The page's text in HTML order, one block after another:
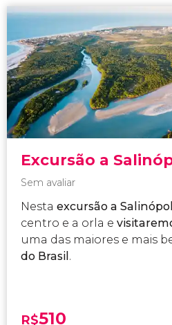
Excursão a
Sem avaliar
Nesta excursão a
centro e a orla e
uma das maiores e mais
do Brasil .
R$510